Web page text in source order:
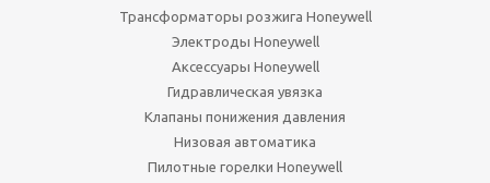
Трансформаторы розжига Honeywell
Электроды Honeywell
Аксессуары Honeywell
Гидравлическая увязка
Клапаны понижения давления
Низовая автоматика
Пилотные горелки Honeywell